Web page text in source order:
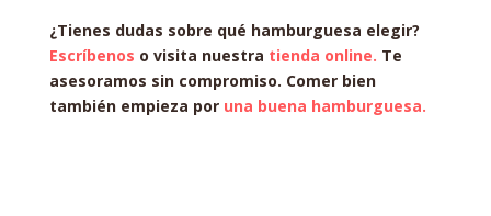
¿Tienes dudas sobre qué hamburguesa elegir?
Escríbenos o visita nuestra tienda online. Te
asesoramos sin compromiso. Comer bien
también empieza por una buena hamburguesa.